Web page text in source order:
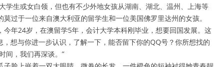
生或女白领，但也有不少外地女孩从湖南、湖北、温州、上海等
过于一位来自澳大利亚的留学生和一位美国佛罗里达州的女孩。
年24岁，在澳留学5年，会计大学本科刚毕业，想要回国发展。这
想与你进一步认识，了解一下，能否留下你的QQ号？你所想找的
间，我们再深谈。”